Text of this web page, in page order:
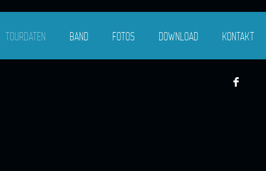
TOURDATEN BAND FOTOS DOWNLOAD KONTAKT